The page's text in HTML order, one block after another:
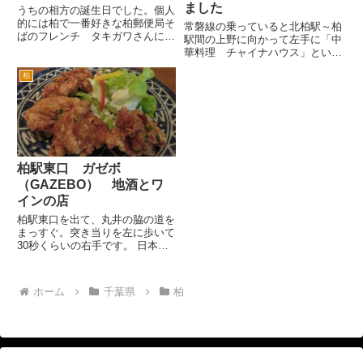
うちの相方の誕生日でした。個人
的には柏で一番好きな柏郵便局そ
ばのフレンチ タキガワさんに行
店です。お料理もおいしいです。
ソースが、絶品との説も。 しっ
かり予約をさせていただいての
訪...
ました
常磐線の乗っていると北柏駅～柏
駅間の上野に向かって左手に「中
華料理 チャイナハウス」という
柏
柏駅東口 ガゼボ
（GAZEBO） 地酒とワ
インの店
柏駅東口を出て、丸井の脇の道を
まっすぐ。突き当りを左に歩いて
30秒くらいの右手です。 日本テ
ます。 ここもかなり昔からあ
りますね。たぶん社会人になった
ホーム 千葉県 柏